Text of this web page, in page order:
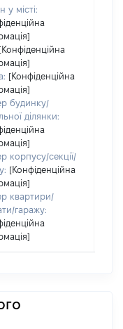
у місті:
[Конфіденційна
[Конфіденційна
будинку/
ділянки:
корпусу/секції/
[Конфіденційна
квартири/
гаражу: